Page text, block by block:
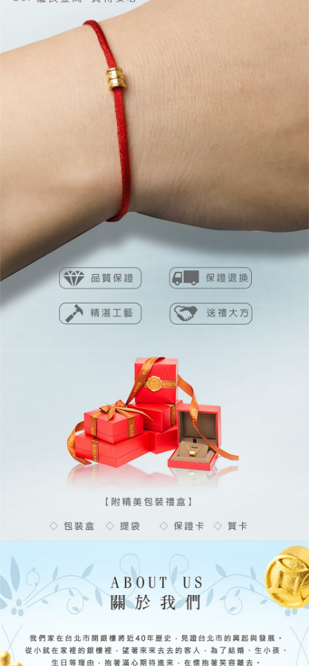
４．使用「AFTEE先享後付」時，將依據個別帳號之用戶狀況，依本公司即
時審查核予不同之上限額度；若仍有額度不足之情形，本公司將視審查結果
請求用戶進行身份認證。
５．嚴禁一人註冊多個帳號或使用他人資訊註冊。若發現惡意使用之情形，
恩沛科技股份有限公司將有權停止該用戶之使用額度並採取法律行動。